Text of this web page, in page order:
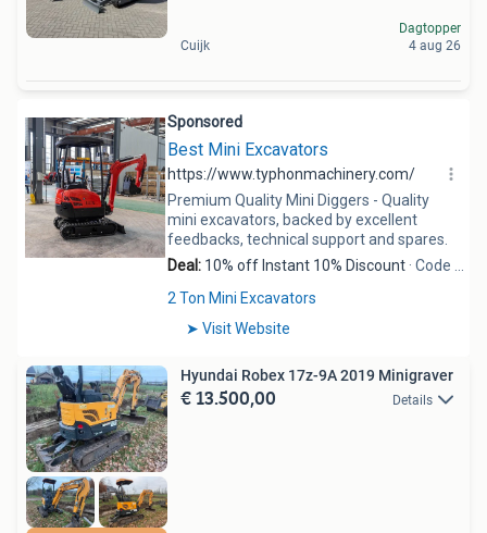
Cuijk
Dagtopper
4 aug 26
Hyundai Robex 17z-9A 2019 Minigraver
€ 13.500,00 Details